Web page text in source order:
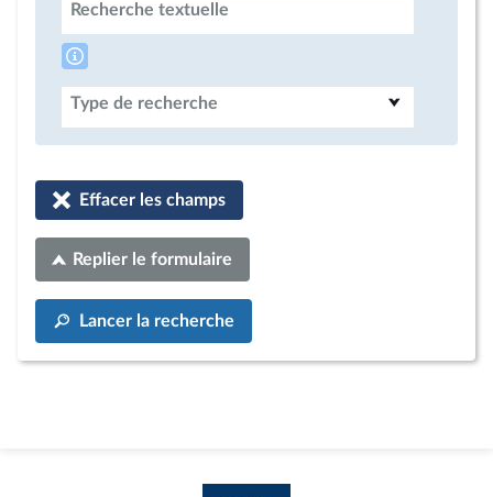
Recherche textuelle
Type de recherche
Effacer les champs
Replier le formulaire
Lancer la recherche